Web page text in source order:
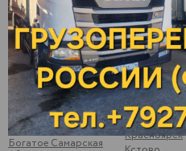
Балаково
Балахна
Балезино
Балтаси
Батайск
Батово
Бахтеевка Ульяновская
обл
Бобылевка
Саратовская обл
Богатое Самарская
Киров
Кирово-
Ковров
Королев
Кострома
Котлас
Котово
Кошки
Красноярск